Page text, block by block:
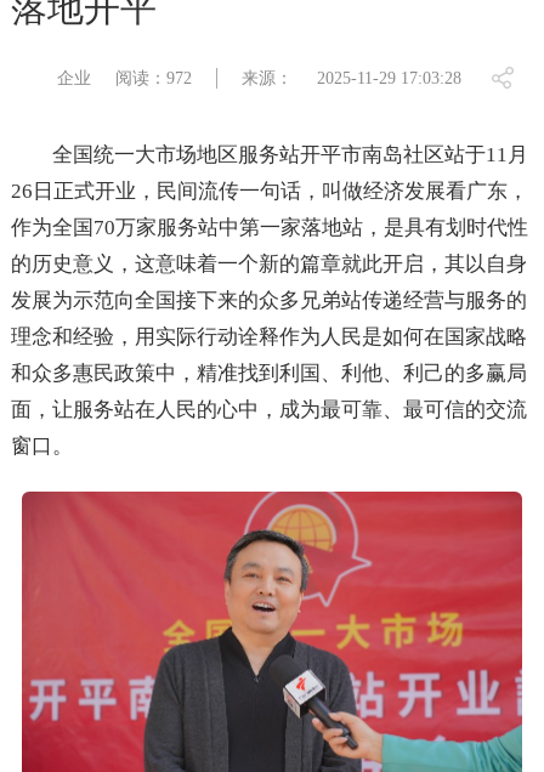
企业 阅读：972 来源： 2025-11-29 17:03:28
全国统一大市场地区服务站开平市南岛社区站于11月
26日正式开业，民间流传一句话，叫做经济发展看广东，
作为全国70万家服务站中第一家落地站，是具有划时代性
的历史意义，这意味着一个新的篇章就此开启，其以自身
发展为示范向全国接下来的众多兄弟站传递经营与服务的
理念和经验，用实际行动诠释作为人民是如何在国家战略
和众多惠民政策中，精准找到利国、利他、利己的多赢局
面，让服务站在人民的心中，成为最可靠、最可信的交流
窗口。